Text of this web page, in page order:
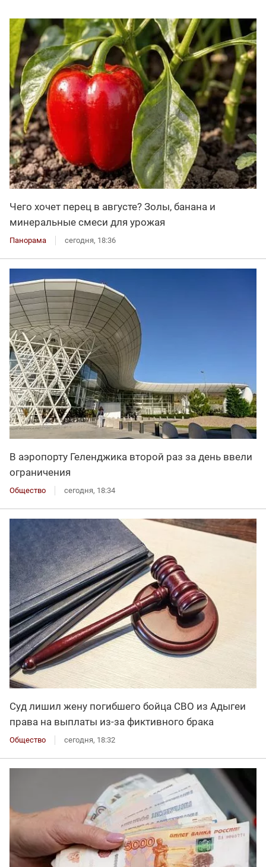
Чего хочет перец в августе? Золы, банана и
минеральные смеси для урожая
Панорама сегодня, 18:36
В аэропорту Геленджика второй раз за день ввели
ограничения
Общество сегодня, 18:34
Суд лишил жену погибшего бойца СВО из Адыгеи
права на выплаты из-за фиктивного брака
Общество сегодня, 18:32